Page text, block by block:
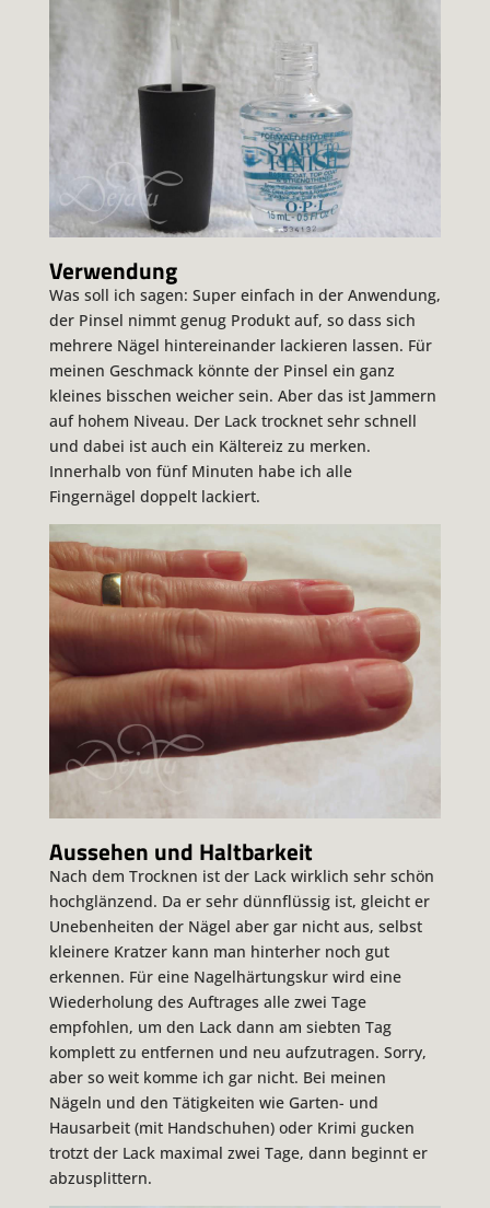
Verwendung
Was soll ich sagen: Super einfach in der Anwendung,
der Pinsel nimmt genug Produkt auf, so dass sich
mehrere Nägel hintereinander lackieren lassen. Für
meinen Geschmack könnte der Pinsel ein ganz
kleines bisschen weicher sein. Aber das ist Jammern
auf hohem Niveau. Der Lack trocknet sehr schnell
und dabei ist auch ein Kältereiz zu merken.
Innerhalb von fünf Minuten habe ich alle
Fingernägel doppelt lackiert.
Aussehen und Haltbarkeit
Nach dem Trocknen ist der Lack wirklich sehr schön
hochglänzend. Da er sehr dünnflüssig ist, gleicht er
Unebenheiten der Nägel aber gar nicht aus, selbst
kleinere Kratzer kann man hinterher noch gut
erkennen. Für eine Nagelhärtungskur wird eine
Wiederholung des Auftrages alle zwei Tage
empfohlen, um den Lack dann am siebten Tag
komplett zu entfernen und neu aufzutragen. Sorry,
aber so weit komme ich gar nicht. Bei meinen
Nägeln und den Tätigkeiten wie Garten- und
Hausarbeit (mit Handschuhen) oder Krimi gucken
trotzt der Lack maximal zwei Tage, dann beginnt er
abzusplittern.